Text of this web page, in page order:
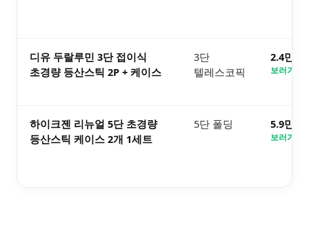
디유 두랄루민 3단 접이식
초경량 등산스틱 2P + 케이스
3단
텔레스코픽
2.4만원
보러가기
하이크젠 리뉴얼 5단 초경량
등산스틱 케이스 2개 1세트
5단 폴딩 5.9만원
보러가기